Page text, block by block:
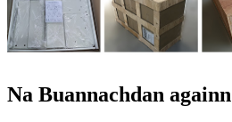
Na Buannachdan againn